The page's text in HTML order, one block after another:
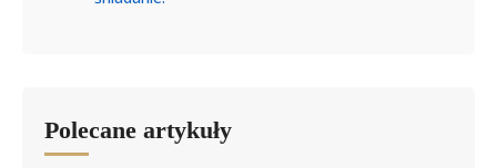
Polecane artykuły